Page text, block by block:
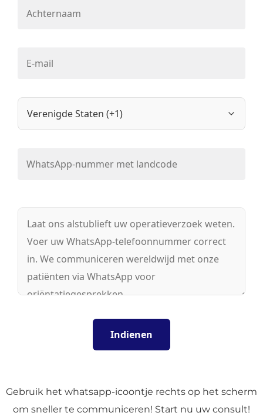
Gebruik het whatsapp-icoontje rechts op het scherm
om sneller te communiceren! Start nu uw consult!